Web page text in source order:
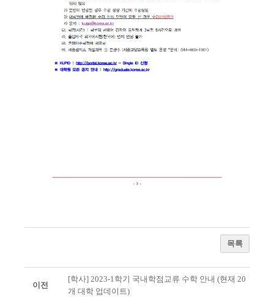
목록
이전
[학사] 2023-1학기 국내학점교류 수학 안내 (현재 20
개 대학 업데이트)